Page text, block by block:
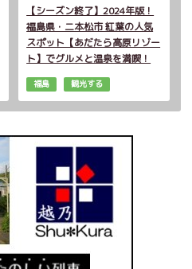
【シーズン終了】2024年版！
福島県・二本松市 紅葉の人気
スポット【あだたら高原リゾー
ト】でグルメと温泉を満喫！
福島 観光する